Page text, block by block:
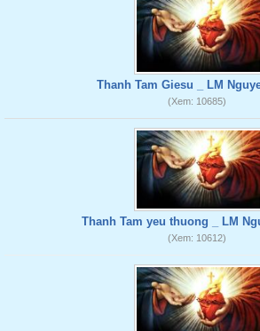
Thanh Tam Giesu _ LM
(Xem: 10685)
Thanh Tam yeu thuong _ LM
(Xem: 10612)